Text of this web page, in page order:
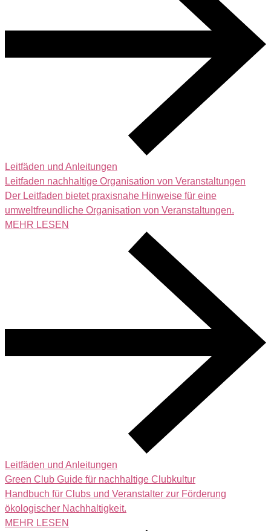
Leitfäden und Anleitungen
Leitfaden nachhaltige Organisation von Veranstaltungen
Der Leitfaden bietet praxisnahe Hinweise für eine
umweltfreundliche Organisation von Veranstaltungen.
MEHR LESEN
Leitfäden und Anleitungen
Green Club Guide für nachhaltige Clubkultur
Handbuch für Clubs und Veranstalter zur Förderung
ökologischer Nachhaltigkeit.
MEHR LESEN